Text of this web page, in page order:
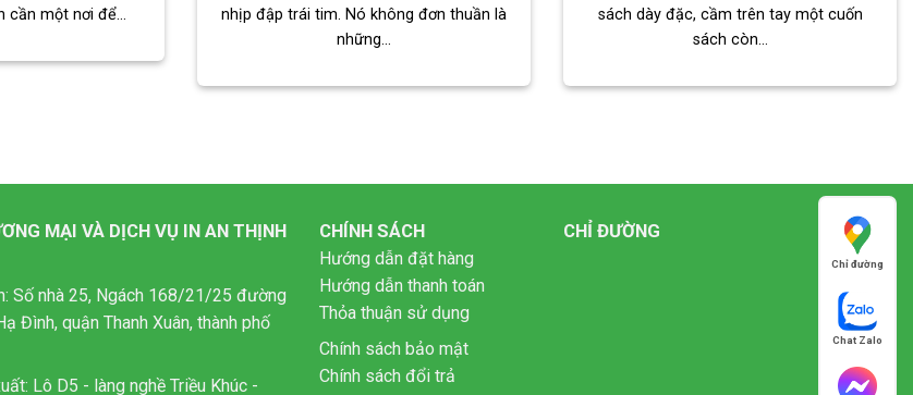
cần một nơi để...
nhịp đập trái tim. Nó không đơn thuần là
những...
sách dày đặc, cầm trên tay một cuốn
sách còn...
MẠI VÀ DỊCH VỤ IN AN THỊNH
Số nhà 25, Ngách 168/21/25 đường
Đình, quận Thanh Xuân, thành phố
Lô D5 - làng nghề Triều Khúc -
CHÍNH SÁCH
Hướng dẫn đặt hàng
Hướng dẫn thanh toán
Thỏa thuận sử dụng
Chính sách bảo mật
Chính sách đổi trả
CHỈ ĐƯỜNG
Chỉ đường
Chat Zalo